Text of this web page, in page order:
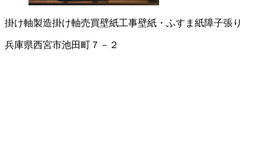
掛け軸製造掛け軸売買壁紙工事壁紙・ふすま紙障子張り
兵庫県西宮市池田町７－２